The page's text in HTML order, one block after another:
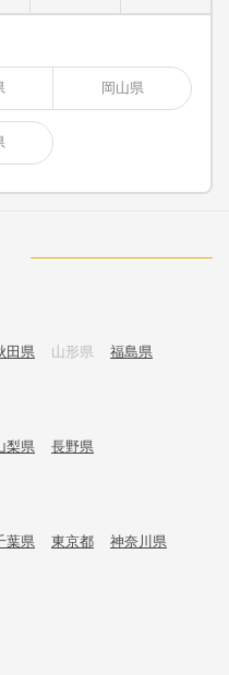
岡山県
田県 山形県 福島県
梨県 長野県
葉県 東京都 神奈川県